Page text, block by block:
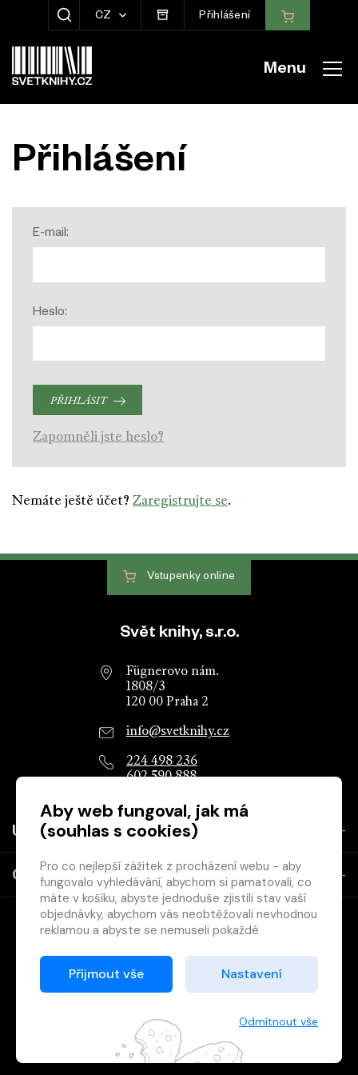
ZOBRAZIT HLEDÁNÍ
CZ Přihlášení
Menu
Přihlášení
E-mail:
Heslo:
PŘIHLÁSIT
Zapomněli jste heslo?
Nemáte ještě účet? Zaregistrujte se.
Patička webu
Vstupenky online
Svět knihy, s.r.o.
Fügnerovo nám.
1808/3
120 00 Praha 2
info@svetknihy.cz
224 498 236
602 590 888
Užitečné
O společnosti
knihkupců a nakladatelů.
VytištěnoGrand IT s.r.o.
Aby web fungoval, jak má
(souhlas s cookies)
Pro co nejlepší zážitek z procházení webu - aby
fungovalo vyhledávání, abychom si pamatovali, co
máte v košíku, abyste jednoduše zjistili stav vaší
objednávky, abychom vás neobtěžovali nevhodnou
reklamou a abyste se nemuseli pokaždé
Proto od vás potřebujeme souhlas se
zpracováním souborů cookies
Děkujeme, že nám ho dáte a pomůžete nám tak
Přijmout vše Nastavení
Odmítnout vše